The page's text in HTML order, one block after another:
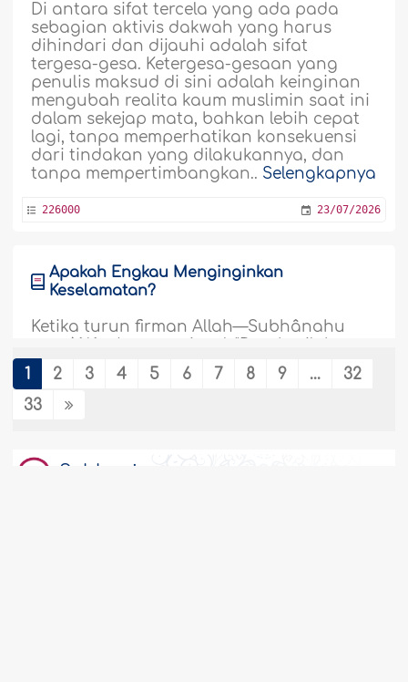
Di antara sifat tercela yang ada pada
sebagian aktivis dakwah yang harus
dihindari dan dijauhi adalah sifat
tergesa-gesa. Ketergesa-gesaan yang
penulis maksud di sini adalah keinginan
mengubah realita kaum muslimin saat ini
dalam sekejap mata, bahkan lebih cepat
lagi, tanpa memperhatikan konsekuensi
dari tindakan yang dilakukannya, dan
tanpa mempertimbangkan.. Selengkapnya
226000 23/07/2026
Apakah Engkau Menginginkan
Keselamatan?
Ketika turun firman Allah—Subhânahu
peringatan kepada kerabat-kerabatmu
yang terdekat." [QS. Asy-Syu`arâ': 214], Nabi
—Shallallâhu `alaihi wasallam—naik ke
kalian..
1 2 3 4 5 6 7 8 9 ...
32
33
Subbagian